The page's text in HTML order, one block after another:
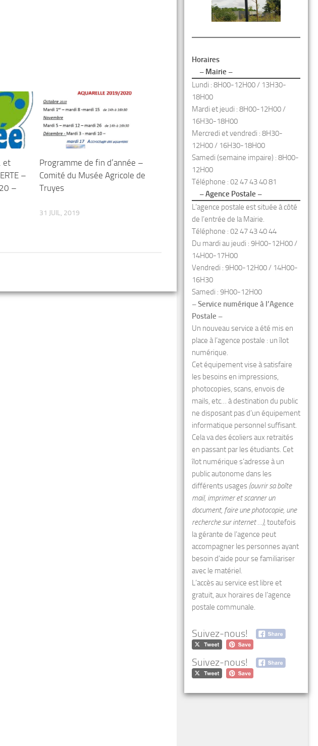
et
–
–
Programme de fin d’année –
Comité du Musée Agricole de
Truyes
31 JUIL, 2019
Horaires
– Mairie –
Lundi : 8H00-12H00 / 13H30-
18H00
Mardi et jeudi : 8H00-12H00 /
16H30-18H00
Mercredi et vendredi : 8H30-
12H00 / 16H30-18H00
Samedi (semaine impaire) : 8H00-
12H00
Téléphone : 02 47 43 40 81
– Agence Postale –
L’agence postale est située à côté
de l’entrée de la Mairie.
Téléphone : 02 47 43 40 44
Du mardi au jeudi : 9H00-12H00 /
14H00-17H00
Vendredi : 9H00-12H00 / 14H00-
16H30
Samedi : 9H00-12H00
– Service numérique à l’Agence
Postale –
Un nouveau service a été mis en
place à l’agence postale : un îlot
numérique.
Cet équipement vise à satisfaire
les besoins en impressions,
photocopies, scans, envois de
mails, etc… à destination du public
ne disposant pas d’un équipement
informatique personnel suffisant.
Cela va des écoliers aux retraités
en passant par les étudiants. Cet
îlot numérique s’adresse à un
public autonome dans les
différents usages (ouvrir sa boîte
mail, imprimer et scanner un
document, faire une photocopie, une
recherche sur internet …), toutefois
la gérante de l’agence peut
accompagner les personnes ayant
besoin d’aide pour se familiariser
avec le matériel.
L’accès au service est libre et
gratuit, aux horaires de l’agence
postale communale.
Suivez-nous!
Suivez-nous!